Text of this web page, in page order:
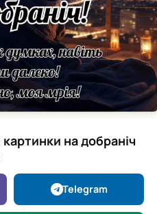
на добраніч
Telegram